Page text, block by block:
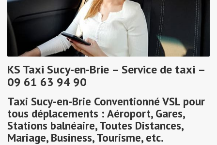
KS Taxi Sucy-en-Brie – Service de taxi –
09 61 63 94 90
Taxi Sucy-en-Brie Conventionné VSL pour
tous déplacements : Aéroport, Gares,
Stations balnéaire, Toutes Distances,
Mariage, Business, Tourisme, etc.